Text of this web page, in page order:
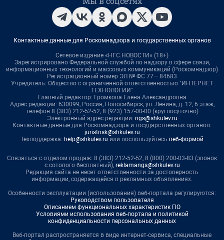
Контактные данные для Роскомнадзора и государственных органов
Сетевое издание «НГС.НОВОСТИ» (18+)
Зарегистрировано Федеральной службой по надзору в сфере связи,
информационных технологий и массовых коммуникаций (Роскомнадзор)
Регистрационный номер ЭЛ № ФС 77— 84683
Учредитель: Общество с ограниченной ответственностью "ИНТЕРНЕТ
ТЕХНОЛОГИИ"
Главный редактор: Громкова Елена Александровна
Адрес редакции: 630099, Россия, Новосибирск, ул. Ленина, д. 12, 6 этаж,
телефон 8 (383) 212-52-52, 8 (923) 157-00-00 (круглосуточно)
Электронный адрес редакции: ngs@shkulev.ru
Контактные данные для Роскомнадзора и государственных органов:
juristnsk@shkulev.ru
Техподдержка: help@shkulev.ru или воспользуйтесь веб-формой
Связаться с отделом продаж: 8 (383) 212-52-52, 8 (800) 200-03-83 (звонок
с сотового бесплатный), reklamangs@shkulev.ru
Редакция сайта не несет ответственности за достоверность
информации, содержащейся в рекламных объявлениях.
Особенности эксплуатации (использования) веб-портала регулируются:
Руководством пользователя
Описанием функциональных характеристик ПО
Условиями использования веб-портала и политикой
конфиденциальности персональных данных
Веб-портал распространяется в виде интернет-сервиса, специальные